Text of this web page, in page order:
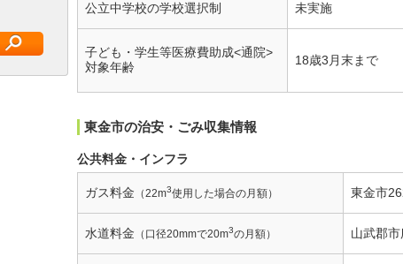
公立中学校の学校選択制 未実施
子ども・学生等医療費助成<通院>
対象年齢
18歳3月末まで
東金市の治安・ごみ収集情報
公共料金・インフラ
ガス料金 （22m3使用した場合の月額） 東金市
水道料金 （口径20mmで20m3の月額） 山武郡